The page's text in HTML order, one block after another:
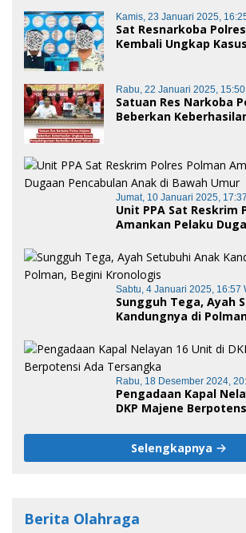
Polman
Kamis, 23 Januari 2025,
Sat Resnarkoba
Kembali Ungkap Kasus
Rabu, 22 Januari 2025, 15:50
Satuan Res Narkoba
Beberkan
Jumat, 10 Januari 2025,
Unit PPA Sat Reskrim
Amankan Pelaku
Sabtu, 4 Januari 2025, 16:57
Sungguh Tega, Ayah
Kandungnya di
Rabu, 18 Desember 2024,
Pengadaan Kapal
DKP Majene
Selengkapnya
Berita Olahraga